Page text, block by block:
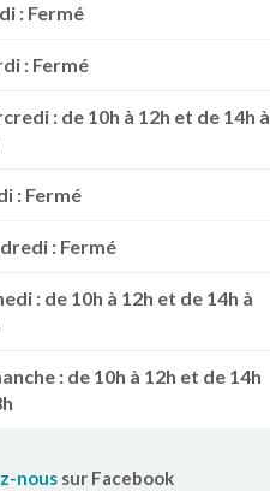
: Fermé
: Fermé
: de 10h à 12h et de 14h à
: Fermé
: Fermé
: de 10h à 12h et de 14h à
: de 10h à 12h et de 14h
nous sur Facebook